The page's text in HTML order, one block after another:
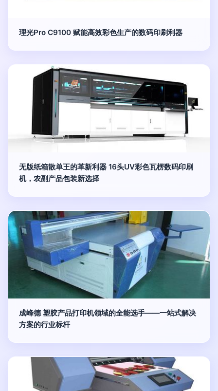
理光Pro C9100 赋能高效彩色生产的数码印刷利器
无版纸箱散单王的革新利器 16头UV彩色瓦楞数码印刷
机，农副产品包装新选择
成峰德 塑胶产品打印机领域的全能选手——一站式解决
方案的行业标杆